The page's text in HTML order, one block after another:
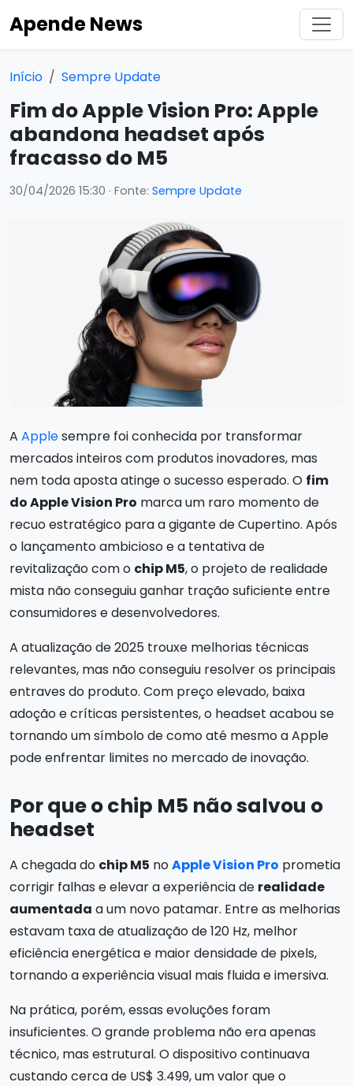
Apende News
Início Sempre Update
Fim do Apple Vision Pro: Apple
abandona headset após
fracasso do M5
30/04/2026 15:30 · Fonte: Sempre Update
A Applesempre foi conhecida por transformar
mercados inteiros com produtos inovadores, mas
nem toda aposta atinge o sucesso esperado. O fim
do Apple Vision Pro marca um raro momento de
recuo estratégico para a gigante de Cupertino. Após
o lançamento ambicioso e a tentativa de
revitalização com o chip M5, o projeto de realidade
mista não conseguiu ganhar tração suficiente entre
consumidores e desenvolvedores.
A atualização de 2025 trouxe melhorias técnicas
relevantes, mas não conseguiu resolver os principais
entraves do produto. Com preço elevado, baixa
adoção e críticas persistentes, o headset acabou se
tornando um símbolo de como até mesmo a Apple
pode enfrentar limites no mercado de inovação.
Por que o chip M5 não salvou o
headset
A chegada do chip M5 noApple Vision Pro prometia
corrigir falhas e elevar a experiência de realidade
aumentada a um novo patamar. Entre as melhorias
estavam taxa de atualização de 120 Hz, melhor
eficiência energética e maior densidade de pixels,
tornando a experiência visual mais fluida e imersiva.
Na prática, porém, essas evoluções foram
insuficientes. O grande problema não era apenas
técnico, mas estrutural. O dispositivo continuava
custando cerca de US$ 3.499, um valor que o